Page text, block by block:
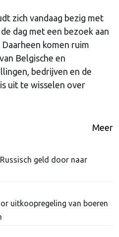
zich vandaag bezig met
dag met een bezoek aan
Daarheen komen ruim
Belgische en
bedrijven en de
uit te wisselen over
Meer
geld door naar
uitkoopregeling van boeren